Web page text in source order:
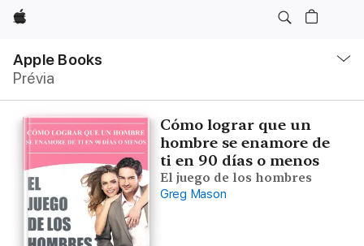
Apple
Apple Books
Prévia
Nav
Abrir
menu
Cómo lograr que un
hombre se enamore de
ti en 90 días o menos
El juego de los hombres
Greg Mason